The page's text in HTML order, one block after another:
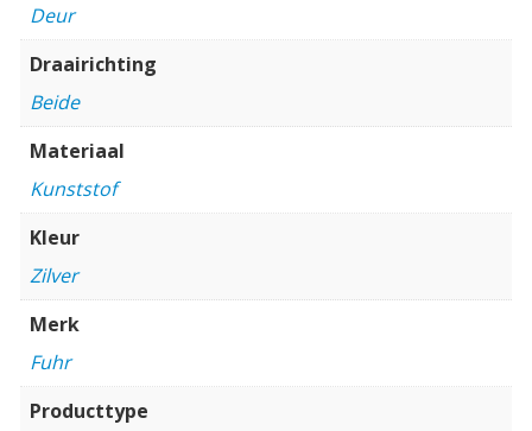
Deur
Draairichting
Beide
Materiaal
Kunststof
Kleur
Zilver
Merk
Fuhr
Producttype